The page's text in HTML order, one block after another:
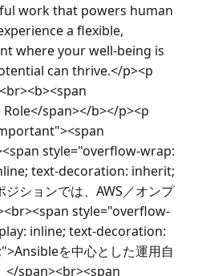
work that powers human
a flexible,
where your well-being is
can thrive.</p><p
span></b></p><p
style="overflow-wrap:
text-decoration: inherit;
ションでは、AWS／オンプ
style="overflow-
inline; text-decoration:
を中心とした運用自
</span><br><span